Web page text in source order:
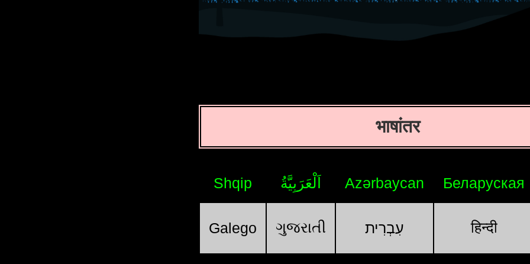
भाषांतर
Shqip اَلْعَرَبِيَّةُ Azərbaycan Беларуская
Galego ગુજરાતી עִבְרִית हिन्दी